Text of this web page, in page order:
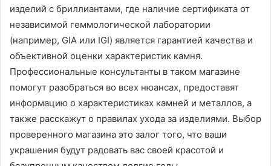
изделий с бриллиантами, где наличие сертификата от
независимой геммологической лаборатории
(например, GIA или IGI) является гарантией качества и
объективной оценки характеристик камня.
Профессиональные консультанты в таком магазине
помогут разобраться во всех нюансах, предоставят
информацию о характеристиках камней и металлов, а
также расскажут о правилах ухода за изделиями. Выбор
проверенного магазина это залог того, что ваши
украшения будут радовать вас своей красотой и